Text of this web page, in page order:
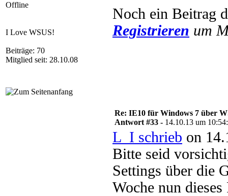
Offline
I Love WSUS!
Beiträge: 70
Mitglied seit: 28.10.08
Noch ein Beitrag
Registrieren um
Re: IE10 für Windows 7 über
Antwort #33 - 14.10.13 um
L_I schrieb on
Bitte seid
Settings über die
Woche nun